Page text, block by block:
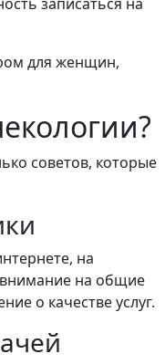
для женщин,
советов, которые
на
на общие
о качестве услуг.